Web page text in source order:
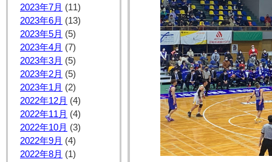
2023年7月 (11)
2023年6月 (13)
2023年5月 (5)
2023年4月 (7)
2023年3月 (5)
2023年2月 (5)
2023年1月 (2)
2022年12月 (4)
2022年11月 (4)
2022年10月 (3)
2022年9月 (4)
2022年8月 (1)